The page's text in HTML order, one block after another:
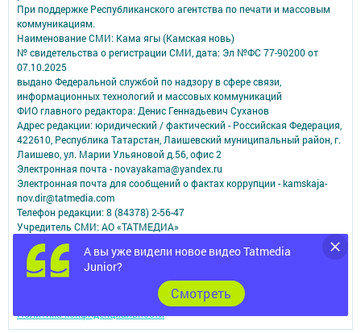
А вы уже видели новое видео Tatmedia
Junior?
Cмотреть
При поддержке Республиканского агентства по печати и массовым
коммуникациям.
Наименование СМИ: Кама ягы (Камская новь)
№ свидетельства о регистрации СМИ, дата: Эл №ФC 77-90200 от
07.10.2025
выдано Федеральной службой по надзору в сфере связи,
информационных технологий и массовых коммуникаций
ФИО главного редактора: Денис Геннадьевич Суханов
Адрес редакции: юридический / фактический - Российская Федерация,
422610, Республика Татарстан, Лаишевский муниципальный район, г.
Лаишево, ул. Марии Ульяновой д.56, офис 2
Электронная почта - novayakama@yandex.ru
Электронная почта для сообщений о фактах коррупции - kamskaja-
nov.dir@tatmedia.com
Телефон редакции: 8 (84378) 2-56-47
Учредитель СМИ: АО «ТАТМЕДИА»
Антикоррупционная политика
АО «ТАТМЕДИА» использует «cookie»
удобства пользователей сайтом.
Использование «cookie» можно отменить в настройках браузера.
Политика конфиденциальности